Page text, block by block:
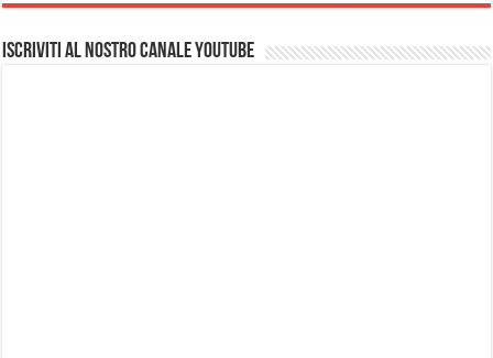
Iscriviti al nostro Canale Youtube